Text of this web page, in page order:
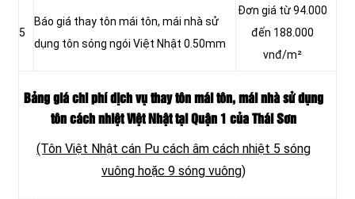
5
Báo giá thay tôn mái tôn, mái nhà sử
dụng tôn sóng ngói Việt Nhật 0.50mm
Đơn giá từ 94.000
đến 188.000
vnđ/m²
Bảng giá chi phí dịch vụ thay tôn mái tôn, mái nhà sử dụng
tôn cách nhiệt Việt Nhật tại Quận 1 của Thái Sơn
(Tôn Việt Nhật cán Pu cách âm cách nhiệt 5 sóng
vuông hoặc 9 sóng vuông)